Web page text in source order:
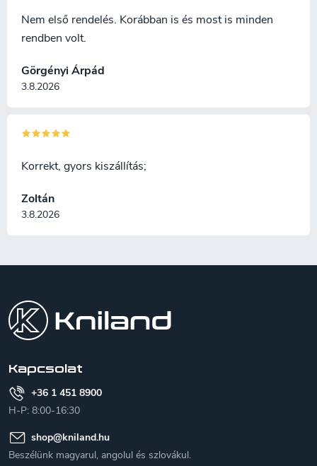
Görgényi Árpád
3.8.2026
Nem első rendelés. Korábban is és most is minden
rendben volt.
Zoltán
3.8.2026
Korrekt, gyors kiszállítás;
Kapcsolat
+36 1 451 8900
H-P: 8:00-16:30
shop@kniland.hu
Beszélünk magyarul, angolul és szlovákul.